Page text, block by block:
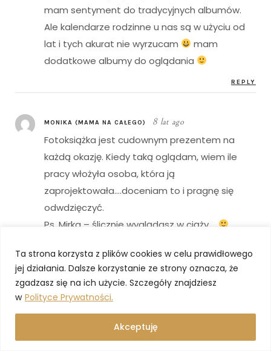
Ta strona korzysta z plików cookies w celu prawidłowego
jej działania. Dalsze korzystanie ze strony oznacza, że
zgadzasz się na ich użycie. Szczegóły znajdziesz
w Polityce Prywatności.
Akceptuję
mam sentyment do tradycyjnych albumów.
Ale kalendarze rodzinne u nas są w użyciu od
lat i tych akurat nie wyrzucam
mam
dodatkowe albumy do oglądania
REPLY
MONIKA (MAMA NA CAŁEGO) 8 lat ago
Fotoksiążka jest cudownym prezentem na
każdą okazję. Kiedy taką oglądam, wiem ile
pracy włożyła osoba, która ją
zaprojektowała….doceniam to i pragnę się
odwdzięczyć.
Ps. Mirka – ślicznie wyglądasz w ciąży….
BLOND PANI DOMU 8 lat ago
Bardzo Ci dziękuję!